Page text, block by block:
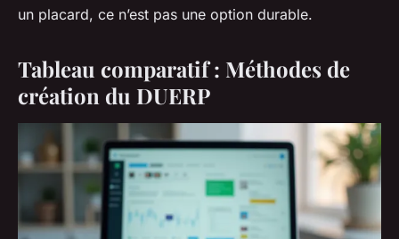
un placard, ce n’est pas une option durable.
Tableau comparatif : Méthodes de
création du DUERP